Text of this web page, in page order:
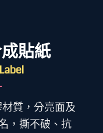
貼紙
質，分亮面及
，撕不破、抗